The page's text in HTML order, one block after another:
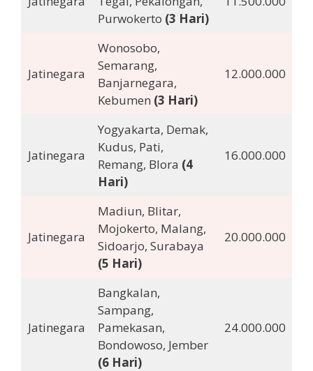
Purwokerto (3 Hari)
Jatinegara
Wonosobo,
Semarang,
Banjarnegara,
Kebumen (3 Hari)
12.000.000
Jatinegara
Yogyakarta, Demak,
Kudus, Pati,
Remang, Blora (4
Hari)
16.000.000
Jatinegara
Madiun, Blitar,
Mojokerto, Malang,
Sidoarjo, Surabaya
(5 Hari)
20.000.000
Jatinegara
Bangkalan,
Sampang,
Pamekasan,
Bondowoso, Jember
(6 Hari)
24.000.000